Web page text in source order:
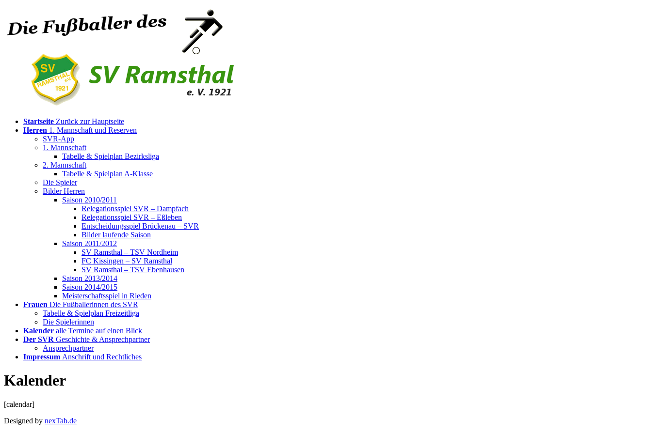
Startseite Zurück zur Hauptseite
Herren 1. Mannschaft und Reserven
SVR-App
1. Mannschaft
Tabelle & Spielplan Bezirksliga
2. Mannschaft
Tabelle & Spielplan A-Klasse
Die Spieler
Bilder Herren
Saison 2010/2011
Relegationsspiel SVR – Dampfach
Relegationsspiel SVR – Eßleben
Entscheidungsspiel Brückenau – SVR
Bilder laufende Saison
Saison 2011/2012
SV Ramsthal – TSV Nordheim
FC Kissingen – SV Ramsthal
SV Ramsthal – TSV Ebenhausen
Saison 2013/2014
Saison 2014/2015
Meisterschaftsspiel in Rieden
Frauen Die Fußballerinnen des SVR
Tabelle & Spielplan Freizeitliga
Die Spielerinnen
Kalender alle Termine auf einen Blick
Der SVR Geschichte & Ansprechpartner
Ansprechpartner
Impressum Anschrift und Rechtliches
Kalender
[calendar]
Designed by nexTab.de